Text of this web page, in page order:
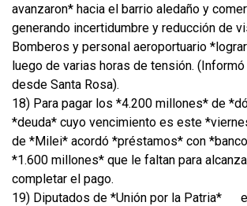
avanzaron* hacia el barrio aledaño y
generando incertidumbre y reducción de
Bomberos y personal aeroportuario
luego de varias horas de tensión.
desde Santa Rosa).
18) Para pagar los *4.200 millones* de
*deuda* cuyo vencimiento es este
de *Milei* acordó *préstamos* con
*1.600 millones* que le faltan para
completar el pago.
19) Diputados de *Unión por la Patria*